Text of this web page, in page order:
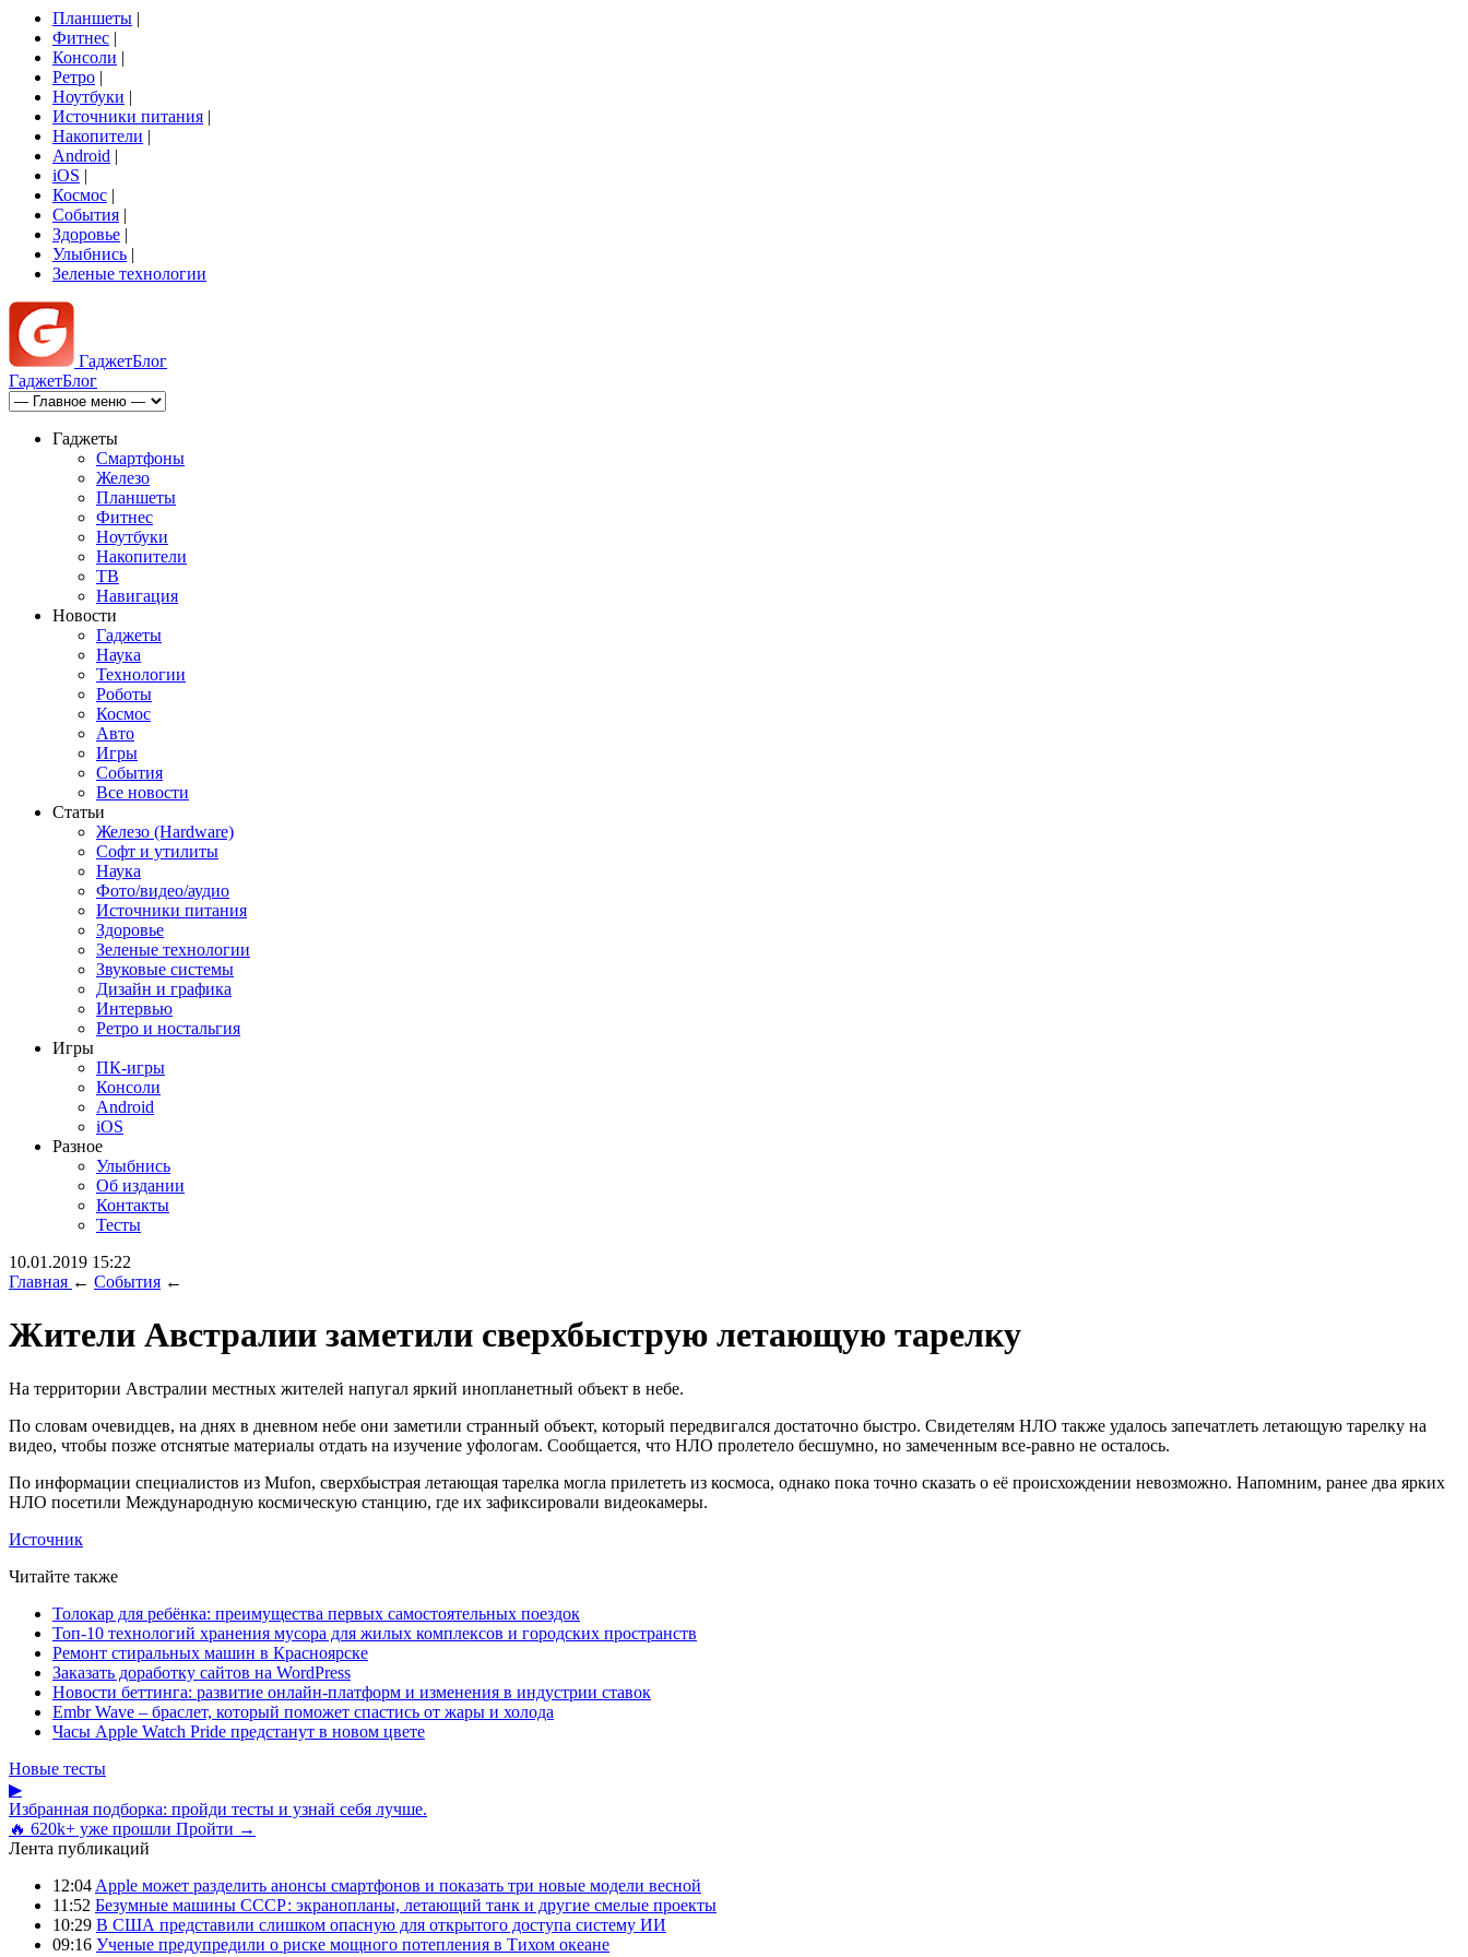
Планшеты |
Фитнес |
Консоли |
Ретро |
Ноутбуки |
Источники питания |
Накопители |
Android |
iOS |
Космос |
События |
Здоровье |
Улыбнись |
Зеленые технологии
ГаджетБлог
ГаджетБлог
Гаджеты
Смартфоны
Железо
Планшеты
Фитнес
Ноутбуки
Накопители
ТВ
Навигация
Новости
Гаджеты
Наука
Технологии
Роботы
Космос
Авто
Игры
События
Все новости
Статьи
Железо (Hardware)
Софт и утилиты
Наука
Фото/видео/аудио
Источники питания
Здоровье
Зеленые технологии
Звуковые системы
Дизайн и графика
Интервью
Ретро и ностальгия
Игры
ПК-игры
Консоли
Android
iOS
Разное
Улыбнись
Об издании
Контакты
Тесты
10.01.2019 15:22
Главная ← События ←
Жители Австралии заметили сверхбыструю летающую тарелку
На территории Австралии местных жителей напугал яркий инопланетный объект в небе.
По словам очевидцев, на днях в дневном небе они заметили странный объект, который передвигался достаточно быстро. Свидетелям НЛО также удалось запечатлеть летающую тарелку на
видео, чтобы позже отснятые материалы отдать на изучение уфологам. Сообщается, что НЛО пролетело бесшумно, но замеченным все-равно не осталось.
По информации специалистов из Mufon, сверхбыстрая летающая тарелка могла прилететь из космоса, однако пока точно сказать о её происхождении невозможно. Напомним, ранее два ярких
НЛО посетили Международную космическую станцию, где их зафиксировали видеокамеры.
Источник
Читайте также
Толокар для ребёнка: преимущества первых самостоятельных поездок
Топ-10 технологий хранения мусора для жилых комплексов и городских пространств
Ремонт стиральных машин в Красноярске
Заказать доработку сайтов на WordPress
Новости беттинга: развитие онлайн-платформ и изменения в индустрии ставок
Embr Wave – браслет, который поможет спастись от жары и холода
Часы Apple Watch Pride предстанут в новом цвете
Новые тесты
▶
Избранная подборка: пройди тесты и узнай себя лучше.
🔥 620k+ уже прошли Пройти →
Лента публикаций
12:04 Apple может разделить анонсы смартфонов и показать три новые модели весной
11:52 Безумные машины СССР: экранопланы, летающий танк и другие смелые проекты
10:29 В США представили слишком опасную для открытого доступа систему ИИ
09:16 Ученые предупредили о риске мощного потепления в Тихом океане